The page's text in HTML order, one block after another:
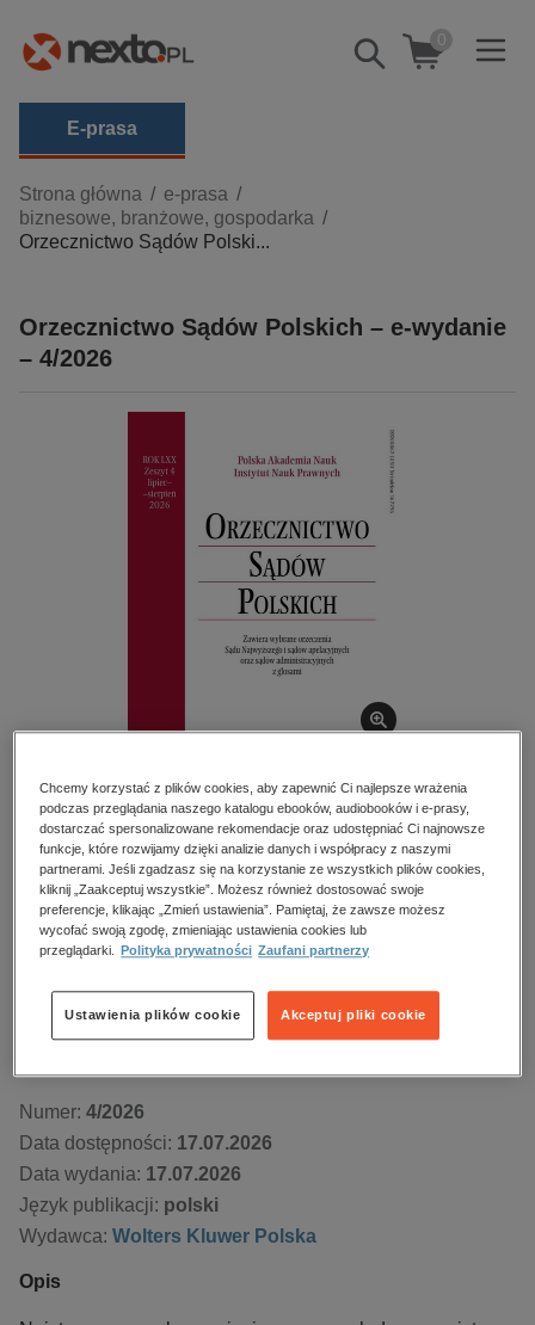
Pokaż/schowaj
wyszukiwarkę
0
E-prasa
Kategorie
Zobacz wszystkie E-prasa
biznesowe, branżowe, gospodarka
darmowe wydania
hobby, sport, rozrywka
komputery, internet, technologie, informatyka
kobiece, lifestyle, kultura
polityka, społeczno-informacyjne
psychologiczne
historia
religie
Strona główna
e-prasa
biznesowe, branżowe, gospodarka
Orzecznictwo Sądów Polski...
Orzecznictwo Sądów Polskich – e-wydanie
– 4/2026
Przeczytaj fragment
Orzecznictwo Sądów Polskich – e-wydanie –
4/2026
Numer: 4/2026
Data dostępności: 17.07.2026
Data wydania: 17.07.2026
Język publikacji: polski
Wydawca: Wolters Kluwer Polska
Opis
Chcemy korzystać z plików cookies, aby zapewnić Ci najlepsze wrażenia
podczas przeglądania naszego katalogu ebooków, audiobooków i e-prasy,
dostarczać spersonalizowane rekomendacje oraz udostępniać Ci najnowsze
funkcje, które rozwijamy dzięki analizie danych i współpracy z naszymi
partnerami. Jeśli zgadzasz się na korzystanie ze wszystkich plików cookies,
kliknij „Zaakceptuj wszystkie”. Możesz również dostosować swoje
preferencje, klikając „Zmień ustawienia”. Pamiętaj, że zawsze możesz
wycofać swoją zgodę, zmieniając ustawienia cookies lub
przeglądarki.
Polityka prywatności Zaufani partnerzy
Akceptuj pliki cookie
Ustawienia plików cookie